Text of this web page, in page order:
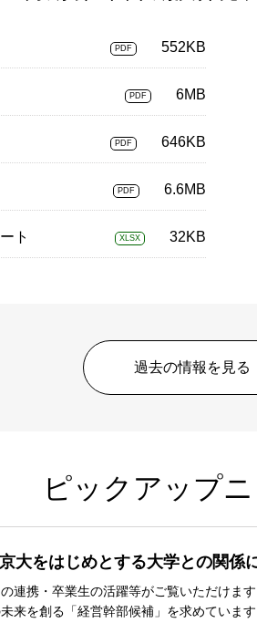
PDF 552KB
PDF 6MB
PDF 646KB
PDF 6.6MB
ト XLSX 32KB
過去の情報を見る
ピックアップ
大をはじめとする大学との関係
連携・卒業生の活躍等がご覧いただけま
来を創る「経営幹部候補」を求めていま